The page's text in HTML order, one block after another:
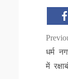
धर्म
में